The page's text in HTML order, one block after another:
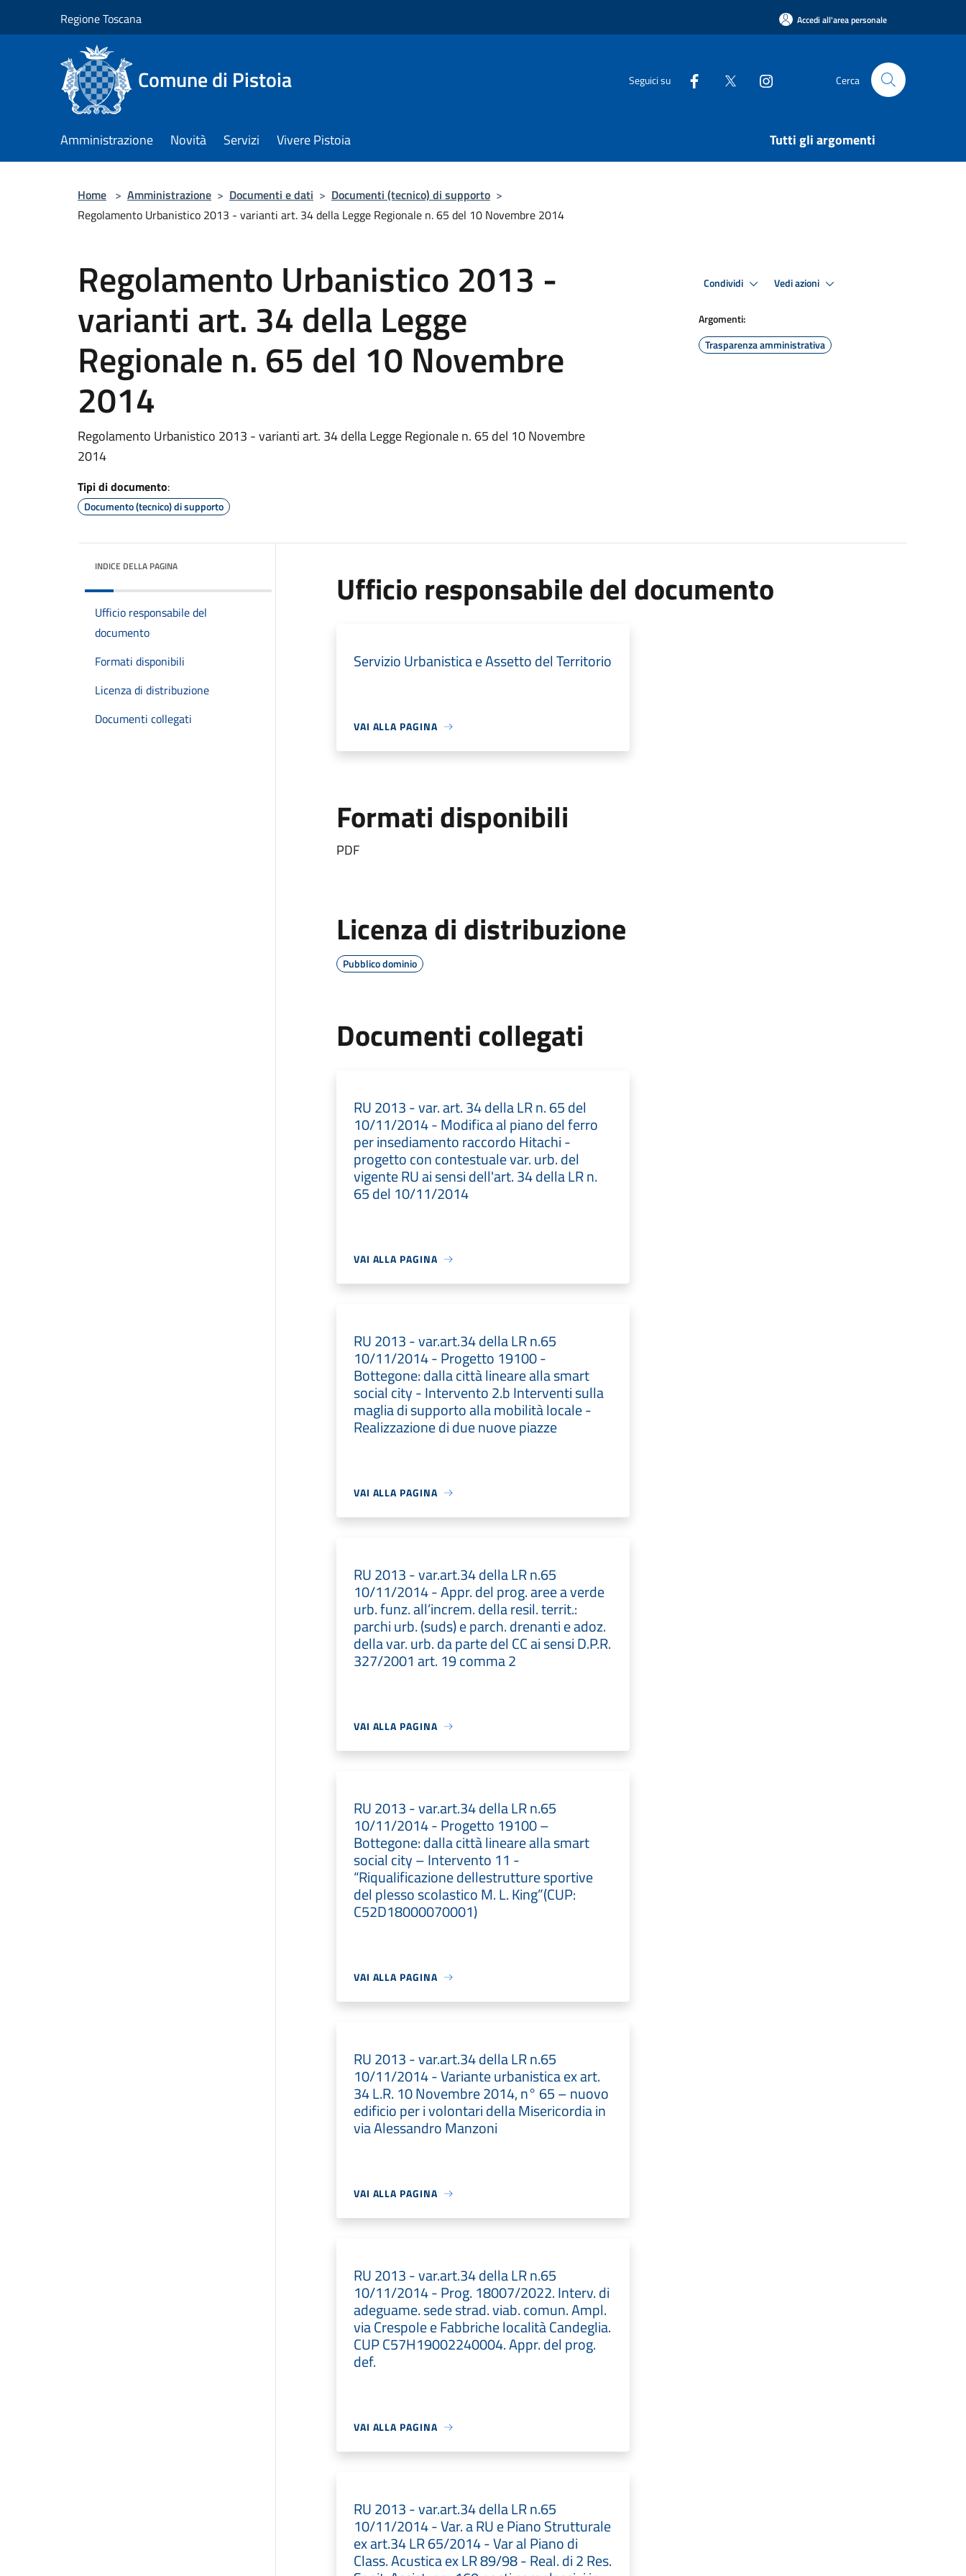
Regione Toscana Accedi all'area personale
Comune di Pistoia Seguici su Cerca
Amministrazione Novità Servizi Vivere Pistoia Tutti gli argomenti
Home > Amministrazione > Documenti e dati > Documenti (tecnico) di supporto >
Regolamento Urbanistico 2013 - varianti art. 34 della Legge Regionale n. 65 del 10 Novembre 2014
Regolamento Urbanistico 2013 -
varianti art. 34 della Legge
Regionale n. 65 del 10 Novembre
2014
Regolamento Urbanistico 2013 - varianti art. 34 della Legge Regionale n. 65 del 10 Novembre
2014
Tipi di documento:
Documento (tecnico) di supporto
Condividi Vedi azioni
Argomenti:
Trasparenza amministrativa
INDICE DELLA PAGINA
Ufficio responsabile del
documento
Formati disponibili
Licenza di distribuzione
Documenti collegati
Ufficio responsabile del documento
Servizio Urbanistica e Assetto del Territorio
VAI ALLA PAGINA
Formati disponibili
PDF
Licenza di distribuzione
Pubblico dominio
Documenti collegati
RU 2013 - var. art. 34 della LR n. 65 del
10/11/2014 - Modifica al piano del ferro
per insediamento raccordo Hitachi -
progetto con contestuale var. urb. del
vigente RU ai sensi dell'art. 34 della LR n.
65 del 10/11/2014
VAI ALLA PAGINA
RU 2013 - var.art.34 della LR n.65
10/11/2014 - Progetto 19100 -
Bottegone: dalla città lineare alla smart
social city - Intervento 2.b Interventi sulla
maglia di supporto alla mobilità locale -
Realizzazione di due nuove piazze
VAI ALLA PAGINA
RU 2013 - var.art.34 della LR n.65
10/11/2014 - Appr. del prog. aree a verde
urb. funz. all’increm. della resil. territ.:
parchi urb. (suds) e parch. drenanti e adoz.
della var. urb. da parte del CC ai sensi D.P.R.
327/2001 art. 19 comma 2
VAI ALLA PAGINA
RU 2013 - var.art.34 della LR n.65
10/11/2014 - Progetto 19100 –
Bottegone: dalla città lineare alla smart
social city – Intervento 11 -
“Riqualificazione dellestrutture sportive
del plesso scolastico M. L. King”(CUP:
C52D18000070001)
VAI ALLA PAGINA
RU 2013 - var.art.34 della LR n.65
10/11/2014 - Variante urbanistica ex art.
34 L.R. 10 Novembre 2014, n° 65 – nuovo
edificio per i volontari della Misericordia in
via Alessandro Manzoni
VAI ALLA PAGINA
RU 2013 - var.art.34 della LR n.65
10/11/2014 - Prog. 18007/2022. Interv. di
adeguame. sede strad. viab. comun. Ampl.
via Crespole e Fabbriche località Candeglia.
CUP C57H19002240004. Appr. del prog.
def.
VAI ALLA PAGINA
RU 2013 - var.art.34 della LR n.65
10/11/2014 - Var. a RU e Piano Strutturale
ex art.34 LR 65/2014 - Var al Piano di
Class. Acustica ex LR 89/98 - Real. di 2 Res.